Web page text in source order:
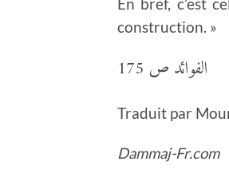
En bref, c’est
construction. »
الفوائد ص 175
Traduit par
Dammaj-Fr.com